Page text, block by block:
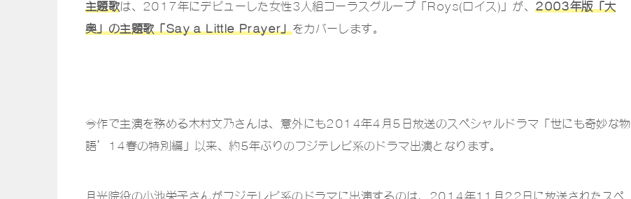
主題歌は、2017年にデビューした女性3人組コーラスグループ「Roys(ロイス)」が、2003年版「大
奥」の主題歌「Say a Little Prayer」をカバーします。
今作で主演を務める木村文乃さんは、意外にも2014年4月5日放送のスペシャルドラマ「世にも奇妙な物
語’14春の特別編」以来、約5年ぶりのフジテレビ系のドラマ出演となります。
月光院役の小池栄子さんがフジテレビ系のドラマに出演するのは、2014年11月22日に放送されたスペ